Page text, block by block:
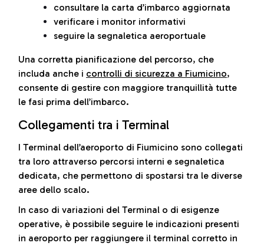
consultare la carta d’imbarco aggiornata
verificare i monitor informativi
seguire la segnaletica aeroportuale
Una corretta pianificazione del percorso, che
includa anche i controlli di sicurezza a Fiumicino,
consente di gestire con maggiore tranquillità tutte
le fasi prima dell’imbarco.
Collegamenti tra i Terminal
I Terminal dell’aeroporto di Fiumicino sono collegati
tra loro attraverso percorsi interni e segnaletica
dedicata, che permettono di spostarsi tra le diverse
aree dello scalo.
In caso di variazioni del Terminal o di esigenze
operative, è possibile seguire le indicazioni presenti
in aeroporto per raggiungere il terminal corretto in